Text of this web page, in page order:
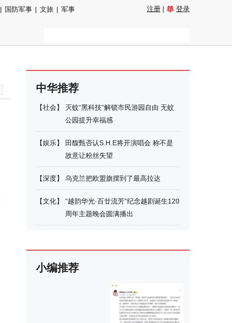
| 国防军事 | 文旅 | 军事
注册 | 登录
中华推荐
【社会】
灭蚊“黑科技”解锁市民游园自由 无蚊
公园提升幸福感
【娱乐】
田馥甄否认S.H.E将开演唱会 称不是
故意让粉丝失望
【深度】 乌克兰把欧盟旗摆到了最高拉达
【文化】
“越韵华光·百廿流芳”纪念越剧诞生120
周年主题晚会圆满播出
小编推荐